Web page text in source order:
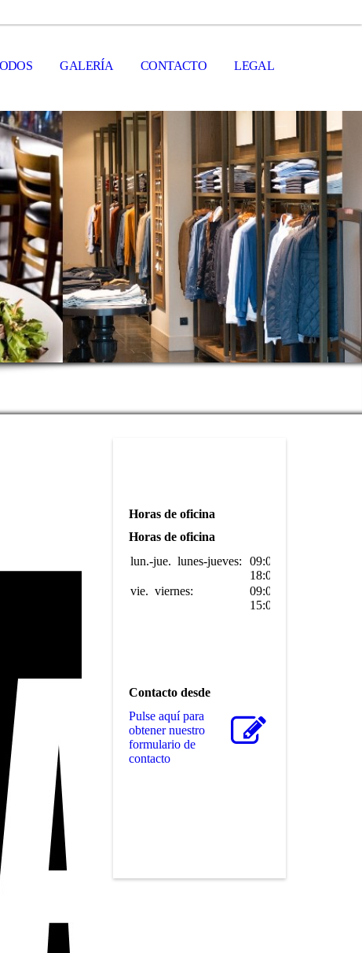
GALERÍA CONTACTO LEGAL
Horas de oficina
Horas de oficina
lun.-jue. lunes-jueves:
09:00-
18:00
vie. viernes:
09:00-
15:00
Contacto desde
Pulse aquí para
obtener nuestro
formulario de
contacto